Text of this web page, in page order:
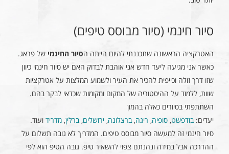
סיור חינמי (סיור מבוסס טיפים)
האטרקציה הראשונה שתכננתי להיום הייתה הסיור החינמי של פראג.
כאשר אני מגיעה ליעד חדש אני אוהבת לבדוק האם יש סיור חינמי כיוון
שזו דרך זולה וכייפית להכיר את העיר ולשמוע המלצות על אטרקציות
שוות, ללמוד על ההיסטוריה של המקום ומקומות שכדאי לבקר בהם.
השתתפתי בסיורים כאלה בהמון
יעדים: בודפשט, סופיה, ריגה, ברצלונה, ירושלים, ברלין, מדריד ועוד.
סיור חינמי זה למעשה סיור מבוסס טיפים. המדריך לא גובה תשלום על
ההדרכה אבל במידה ונהנתם צפוי להשאיר טיפ. גובה הטיפ הוא לפי